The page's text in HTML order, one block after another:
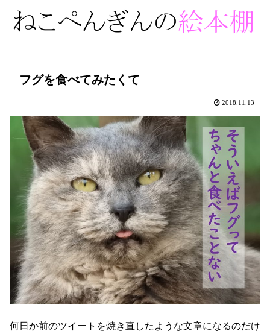
フグを食べてみたくて
2018.11.13
何日か前のツイートを焼き直したような文章になるのだけ